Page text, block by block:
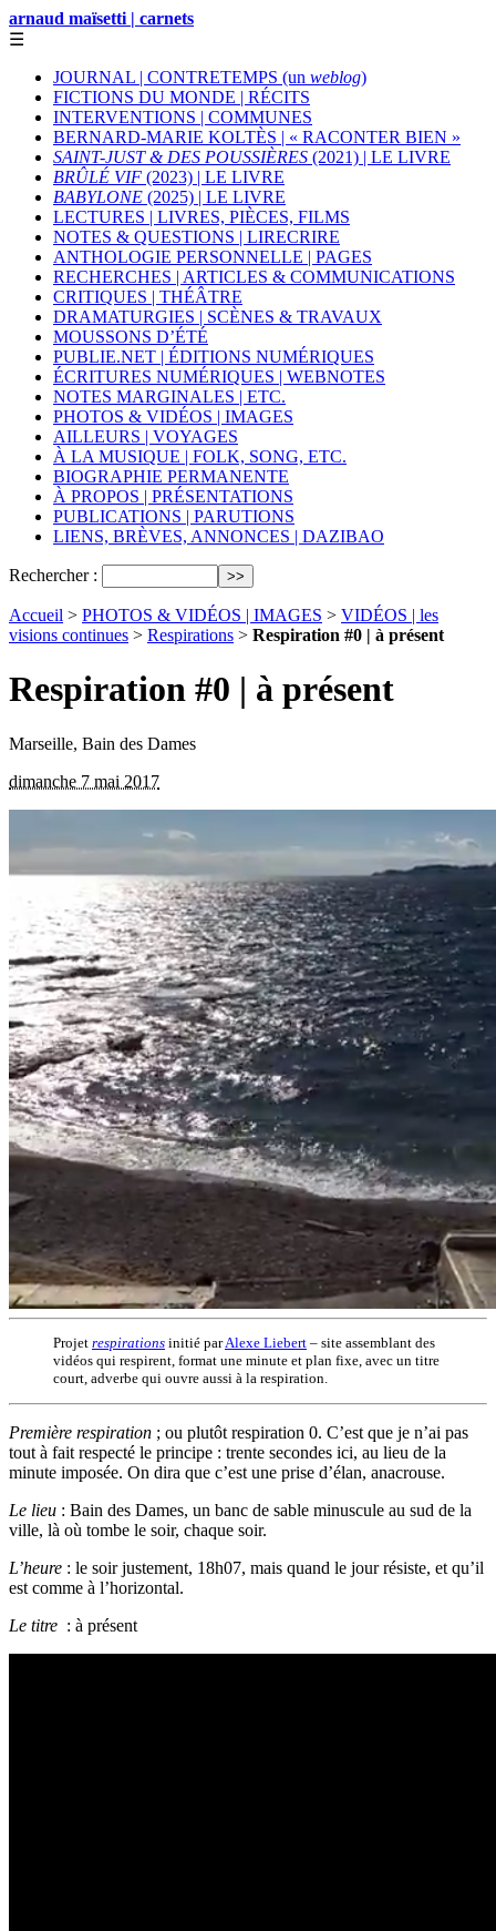
arnaud maïsetti | carnets
☰
JOURNAL | CONTRETEMPS (un weblog)
FICTIONS DU MONDE | RÉCITS
INTERVENTIONS | COMMUNES
BERNARD-MARIE KOLTÈS | « RACONTER BIEN »
SAINT-JUST & DES POUSSIÈRES (2021) | LE LIVRE
BRÛLÉ VIF (2023) | LE LIVRE
BABYLONE (2025) | LE LIVRE
LECTURES | LIVRES, PIÈCES, FILMS
NOTES & QUESTIONS | LIRECRIRE
ANTHOLOGIE PERSONNELLE | PAGES
RECHERCHES | ARTICLES & COMMUNICATIONS
CRITIQUES | THÉÂTRE
DRAMATURGIES | SCÈNES & TRAVAUX
MOUSSONS D’ÉTÉ
PUBLIE.NET | ÉDITIONS NUMÉRIQUES
ÉCRITURES NUMÉRIQUES | WEBNOTES
NOTES MARGINALES | ETC.
PHOTOS & VIDÉOS | IMAGES
AILLEURS | VOYAGES
À LA MUSIQUE | FOLK, SONG, ETC.
BIOGRAPHIE PERMANENTE
À PROPOS | PRÉSENTATIONS
PUBLICATIONS | PARUTIONS
LIENS, BRÈVES, ANNONCES | DAZIBAO
Rechercher :
Accueil > PHOTOS & VIDÉOS | IMAGES > VIDÉOS | les
visions continues > Respirations > Respiration #0 | à présent
Respiration #0 | à présent
Marseille, Bain des Dames
dimanche 7 mai 2017
Projet respirations initié parAlexe Liebert – site assemblant des
vidéos qui respirent, format une minute et plan fixe, avec un titre
court, adverbe qui ouvre aussi à la respiration.
Première respiration ; ou plutôt respiration 0. C’est que je n’ai pas
tout à fait respecté le principe : trente secondes ici, au lieu de la
minute imposée. On dira que c’est une prise d’élan, anacrouse.
Le lieu : Bain des Dames, un banc de sable minuscule au sud de la
ville, là où tombe le soir, chaque soir.
L’heure : le soir justement, 18h07, mais quand le jour résiste, et qu’il
est comme à l’horizontal.
Le titre : à présent